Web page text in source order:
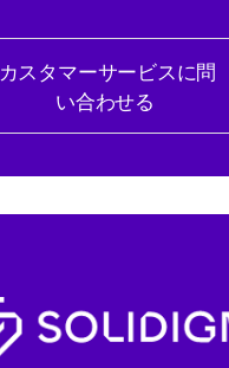
カスタマーサービスに問
い合わせる